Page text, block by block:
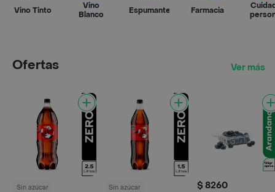
Vino Tinto
Vino
Blanco
Espumantes Farmacia
Ofertas Ver más
Sin azúcar Sin azúcar $ 8260